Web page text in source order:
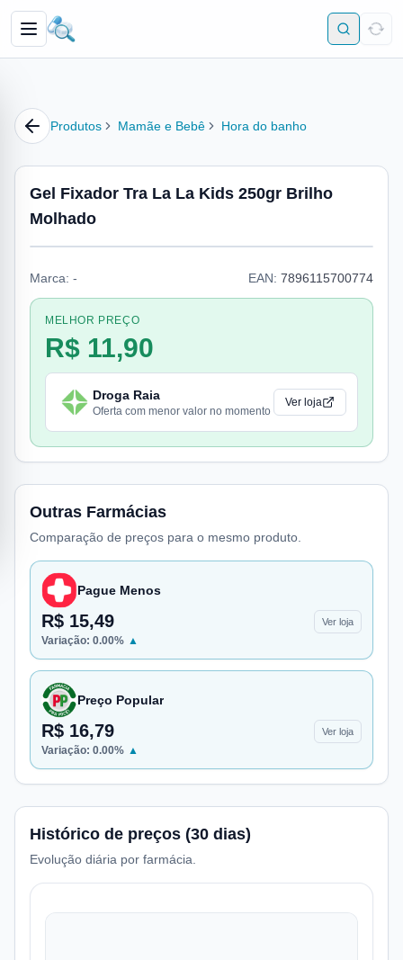
Produtos Mamãe e Bebê Hora do banho
Gel Fixador Tra La La Kids 250gr Brilho
Molhado
Marca: - EAN: 7896115700774
MELHOR PREÇO
R$ 11,90
Droga Raia
Oferta com menor valor no momento
Ver loja
Outras Farmácias
Comparação de preços para o mesmo produto.
Pague Menos
R$ 15,49 Ver loja
Variação: 0.00% ▲
Preço Popular
R$ 16,79 Ver loja
Variação: 0.00% ▲
Histórico de preços (30 dias)
Evolução diária por farmácia.